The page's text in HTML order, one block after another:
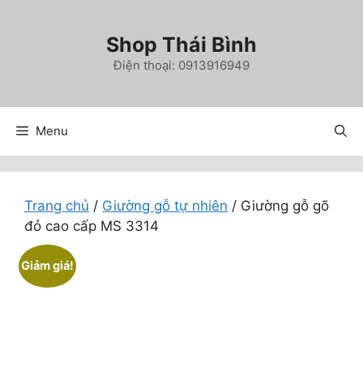
Shop Thái Bình
Điện thoại: 0913916949
Menu
Trang chủ / Giường gỗ tự nhiên / Giường gỗ gõ
đỏ cao cấp MS 3314
Giảm giá!